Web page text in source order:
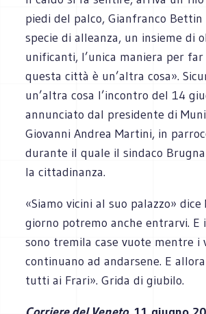
piedi del palco, Gianfranco Bettin
specie di alleanza, un insieme di
unificanti, l’unica maniera per
questa città è un’altra cosa».
un’altra cosa l’incontro del 14
annunciato dal presidente di
Giovanni Andrea Martini, in
durante il quale il sindaco
la cittadinanza.
«Siamo vicini al suo palazzo»
giorno potremo anche entrarvi. E
sono tremila case vuote mentre i
continuano ad andarsene. E
tutti ai Frari». Grida di giubilo.